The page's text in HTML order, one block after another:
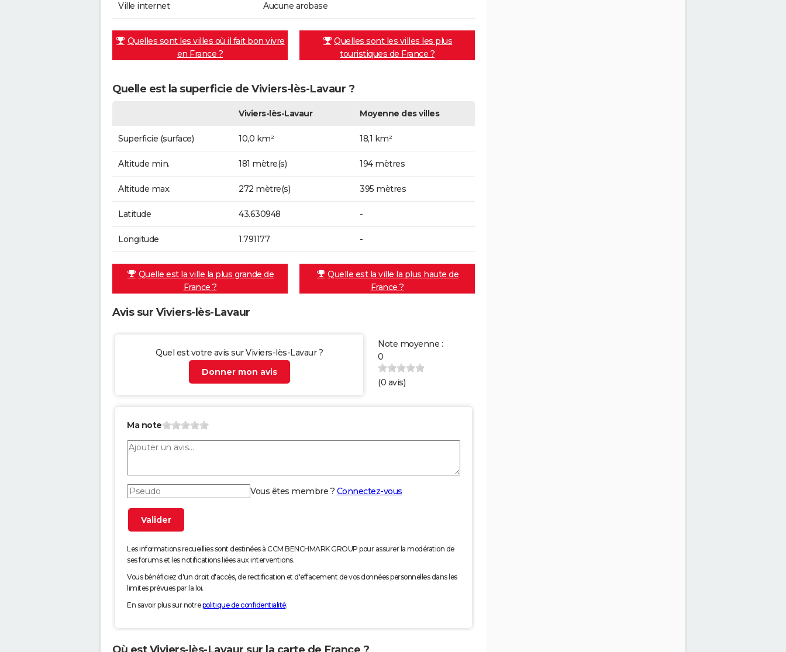
Ville internet Aucune arobase
Quelles sont les villes où il fait bon vivre
en France ?
Quelles sont les villes les plus
touristiques de France ?
Quelle est la superficie de Viviers-lès-Lavaur ?
Viviers-lès-Lavaur Moyenne des villes
Superficie (surface) 10,0 km² 18,1 km²
Altitude min. 181 mètre(s) 194 mètres
Altitude max. 272 mètre(s) 395 mètres
Latitude 43.630948 -
Longitude 1.791177 -
Quelle est la ville la plus grande de
France ?
Quelle est la ville la plus haute de
France ?
Avis sur Viviers-lès-Lavaur
Quel est votre avis sur Viviers-lès-Lavaur ?
Donner mon avis
Note moyenne :
0
(0 avis)
Ma note
Vous êtes membre ? Connectez-vous
Les informations recueillies sont destinées à CCM BENCHMARK GROUP pour assurer la modération de
ses forums et les notifications liées aux interventions.
Vous bénéficiez d'un droit d'accès, de rectification et d'effacement de vos données personnelles dans les
limites prévues par la loi.
En savoir plus sur notrepolitique de confidentialité.